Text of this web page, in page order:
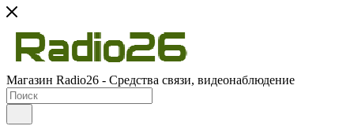
Магазин Radio26 - Средства связи, видеонаблюдение